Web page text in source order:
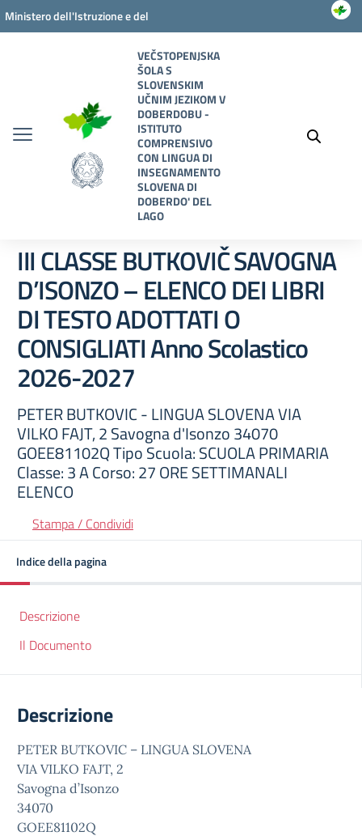
Vai ai contenuti
Vai al menu di navigazione
Vai al footer
Ministero dell'Istruzione e del
VEČSTOPENJSKA
ŠOLA S
SLOVENSKIM
UČNIM JEZIKOM V
DOBERDOBU -
ISTITUTO
COMPRENSIVO
CON LINGUA DI
INSEGNAMENTO
SLOVENA DI
DOBERDO' DEL
LAGO
III CLASSE BUTKOVIČ SAVOGNA
D’ISONZO – ELENCO DEI LIBRI
DI TESTO ADOTTATI O
CONSIGLIATI Anno Scolastico
2026-2027
PETER BUTKOVIC - LINGUA SLOVENA VIA
VILKO FAJT, 2 Savogna d'Isonzo 34070
GOEE81102Q Tipo Scuola: SCUOLA PRIMARIA
Classe: 3 A Corso: 27 ORE SETTIMANALI
ELENCO
Stampa / Condividi
Indice della pagina
Descrizione
Il Documento
Descrizione
PETER BUTKOVIC – LINGUA SLOVENA
VIA VILKO FAJT, 2
Savogna d’Isonzo
34070
GOEE81102Q